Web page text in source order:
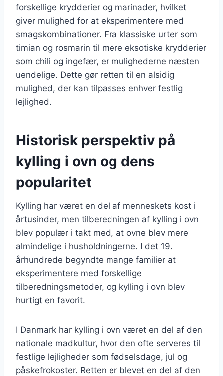
forskellige krydderier og marinader, hvilket
giver mulighed for at eksperimentere med
smagskombinationer. Fra klassiske urter som
timian og rosmarin til mere eksotiske krydderier
som chili og ingefær, er mulighederne næsten
uendelige. Dette gør retten til en alsidig
mulighed, der kan tilpasses enhver festlig
lejlighed.
Historisk perspektiv på
kylling i ovn og dens
popularitet
Kylling har været en del af menneskets kost i
årtusinder, men tilberedningen af kylling i ovn
blev populær i takt med, at ovne blev mere
almindelige i husholdningerne. I det 19.
århundrede begyndte mange familier at
eksperimentere med forskellige
tilberedningsmetoder, og kylling i ovn blev
hurtigt en favorit.
I Danmark har kylling i ovn været en del af den
nationale madkultur, hvor den ofte serveres til
festlige lejligheder som fødselsdage, jul og
påskefrokoster. Retten er blevet en del af den